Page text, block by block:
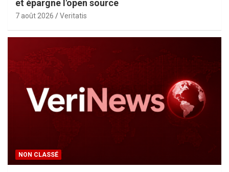
et épargne l'open source
7 août 2026 Veritatis
NON CLASSÉ